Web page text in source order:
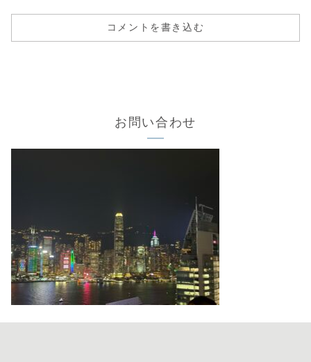
コメントを書き込む
お問い合わせ